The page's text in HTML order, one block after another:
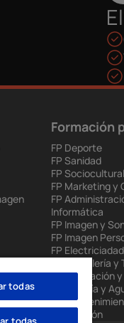
Formación
FP Deporte
FP Sanidad
FP Sociocultural
FP Marketing y
FP
Informática
FP Imagen y
FP Imagen
FP
FP Hostelería y
FP Edificación
FP Energía y
FP
Producción
todas